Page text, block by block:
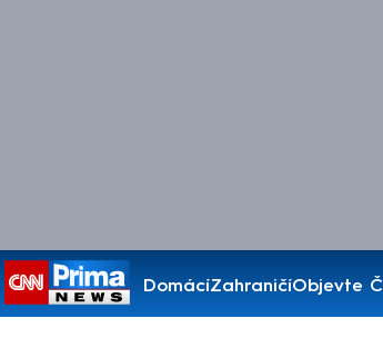
DomácíZahraničíObjevte
Pořady